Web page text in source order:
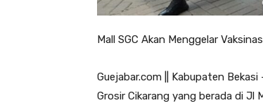
Mall SGC Akan Menggelar
Guejabar.com || Kabupaten
Grosir Cikarang yang berada di Jl